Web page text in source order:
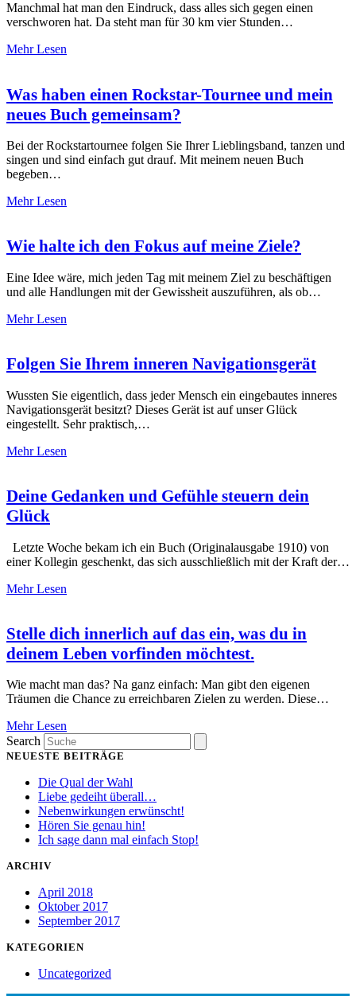
Manchmal hat man den Eindruck, dass alles sich gegen einen
verschworen hat. Da steht man für 30 km vier Stunden…
Mehr Lesen
Was haben einen Rockstar-Tournee und mein
neues Buch gemeinsam?
Bei der Rockstartournee folgen Sie Ihrer Lieblingsband, tanzen und
singen und sind einfach gut drauf. Mit meinem neuen Buch
begeben…
Mehr Lesen
Wie halte ich den Fokus auf meine Ziele?
Eine Idee wäre, mich jeden Tag mit meinem Ziel zu beschäftigen
und alle Handlungen mit der Gewissheit auszuführen, als ob…
Mehr Lesen
Folgen Sie Ihrem inneren Navigationsgerät
Wussten Sie eigentlich, dass jeder Mensch ein eingebautes inneres
Navigationsgerät besitzt? Dieses Gerät ist auf unser Glück
eingestellt. Sehr praktisch,…
Mehr Lesen
Deine Gedanken und Gefühle steuern dein
Glück
Letzte Woche bekam ich ein Buch (Originalausgabe 1910) von
einer Kollegin geschenkt, das sich ausschließlich mit der Kraft der…
Mehr Lesen
Stelle dich innerlich auf das ein, was du in
deinem Leben vorfinden möchtest.
Wie macht man das? Na ganz einfach: Man gibt den eigenen
Träumen die Chance zu erreichbaren Zielen zu werden. Diese…
Mehr Lesen
Search
NEUESTE BEITRÄGE
Die Qual der Wahl
Liebe gedeiht überall…
Nebenwirkungen erwünscht!
Hören Sie genau hin!
Ich sage dann mal einfach Stop!
ARCHIV
April 2018
Oktober 2017
September 2017
KATEGORIEN
Uncategorized